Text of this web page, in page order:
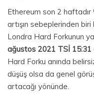
Ethereum son 2
artışın sebeplerinden
Londra Hard Forkunun
ağustos 2021 TSİ 15:31
Hard Forku anında
düşüş olsa da genel
artacağı yönünde.